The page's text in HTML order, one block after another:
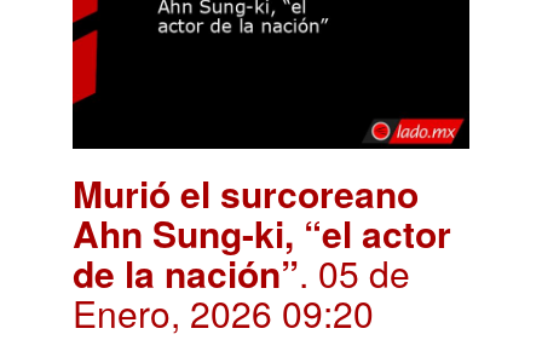
Murió el surcoreano
Ahn Sung-ki, “el actor
de la nación”. 05 de
Enero, 2026 09:20